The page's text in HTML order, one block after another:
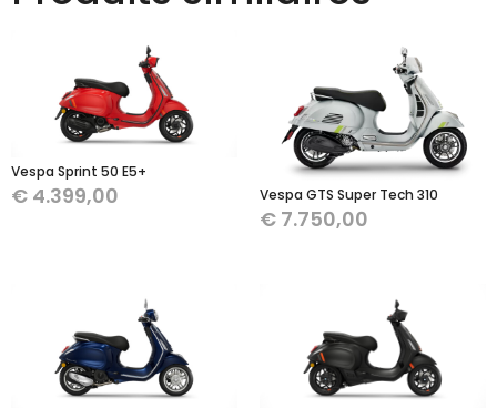
Vespa Sprint 50 E5+
€ 4.399,00 Vespa GTS Super Tech 310
€ 7.750,00